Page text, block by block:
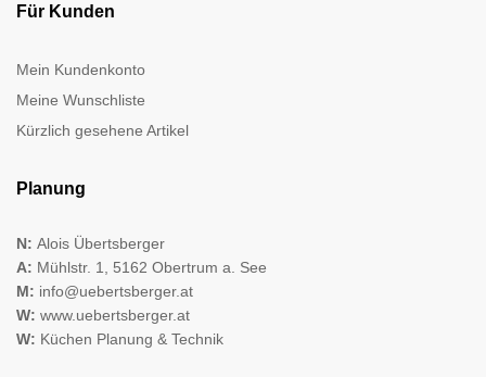
Für Kunden
Mein Kundenkonto
Meine Wunschliste
Kürzlich gesehene Artikel
Planung
N: Alois Übertsberger
A: Mühlstr. 1, 5162 Obertrum a. See
M: info@uebertsberger.at
W: www.uebertsberger.at
W: Küchen Planung & Technik